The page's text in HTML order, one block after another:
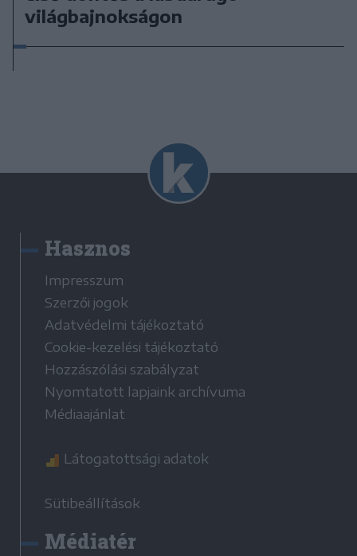
világbajnokságon
Hasznos
Impresszum
Szerzői jogok
Adatvédelmi tájékoztató
Cookie-kezelési tájékoztató
Hozzászólási szabályzat
Nyomtatott lapjaink archívuma
Médiaajánlat
Látogatottsági adatok
Sütibeállítások
Médiatér